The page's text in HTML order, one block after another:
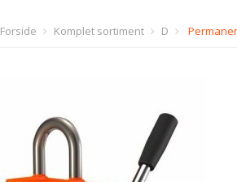
Forside Komplet sortiment D